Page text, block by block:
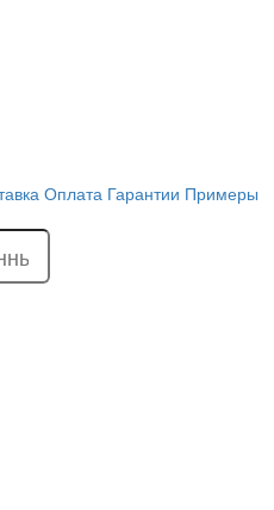
Оплата Гарантии Примеры